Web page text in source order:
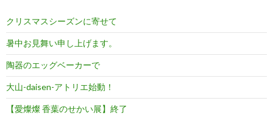
クリスマスシーズンに寄せて
暑中お見舞い申し上げます。
陶器のエッグベーカーで
大山-daisen-アトリエ始動！
【愛燦燦 香葉のせかい展】終了